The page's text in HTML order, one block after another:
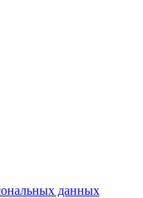
данных